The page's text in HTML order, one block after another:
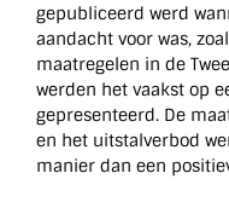
gepubliceerd werd
aandacht voor was,
maatregelen in de
werden het vaakst op
gepresenteerd. De
en het uitstalverbod
manier dan een